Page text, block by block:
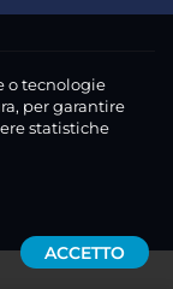
o tecnologie
per garantire
statistiche
ACCETTO